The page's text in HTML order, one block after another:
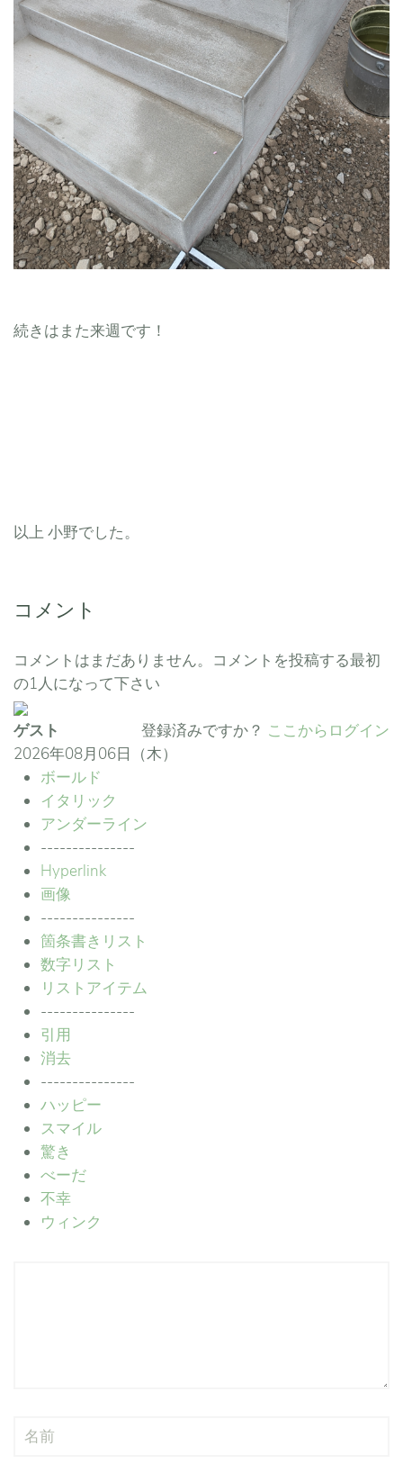
続きはまた来週です！
以上 小野でした。
コメント
コメントはまだありません。コメントを投稿する最初
の1人になって下さい
登録済みですか？ ここからログイン
ゲスト
2026年08月06日（木）
ボールド
イタリック
アンダーライン
---------------
Hyperlink
画像
---------------
箇条書きリスト
数字リスト
リストアイテム
---------------
引用
消去
---------------
ハッピー
スマイル
驚き
べーだ
不幸
ウィンク